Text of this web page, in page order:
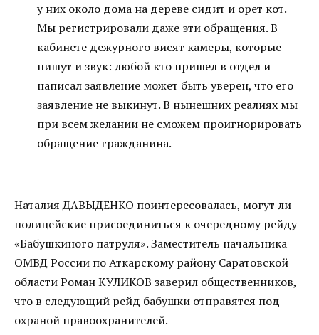
у них около дома на дереве сидит и орет кот.
Мы регистрировали даже эти обращения. В
кабинете дежурного висят камеры, которые
пишут и звук: любой кто пришел в отдел и
написал заявление может быть уверен, что его
заявление не выкинут. В нынешних реалиях мы
при всем желании не сможем проигнорировать
обращение гражданина.
Наталия ДАВЫДЕНКО поинтересовалась, могут ли
полицейские присоединиться к очередному рейду
«Бабушкиного патруля». Заместитель начальника
ОМВД России по Аткарскому району Саратовской
области Роман КУЛИКОВ заверил общественников,
что в следующий рейд бабушки отправятся под
охраной правоохранителей.